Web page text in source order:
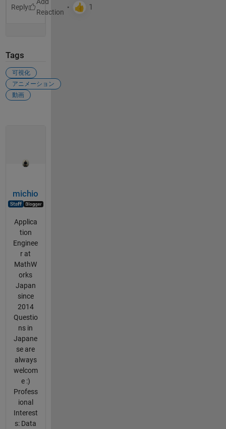
Reply
Tags
可視化
アニメーション
動画
michio
Applica
tion
Enginee
r at
MathW
orks
Japan
since
2014
Questio
ns in
Japane
se are
always
welcom
e :)
Profess
ional
Interest
s: Data